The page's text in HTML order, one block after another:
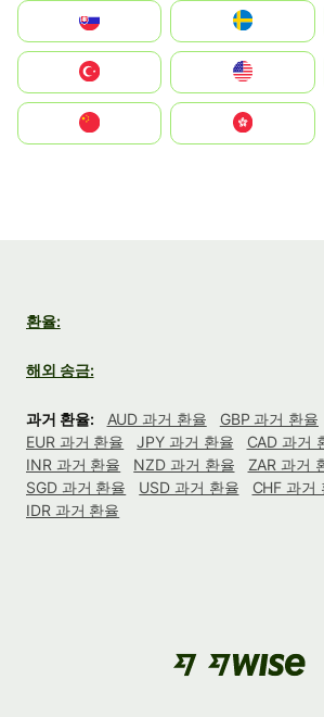
United States
中國香港特別行政區
환율:
해외 송금:
과거 환율: AUD 과거 환율 GBP 과거 환율
EUR 과거 환율
JPY 과거 환율
CAD 과거
INR 과거 환율
NZD 과거 환율
ZAR 과거
SGD 과거 환율
USD 과거 환율
CHF 과거
IDR 과거 환율